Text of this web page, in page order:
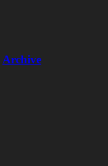
Archive